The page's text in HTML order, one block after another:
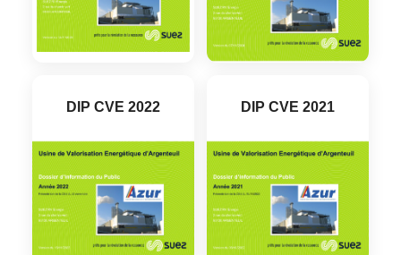
DIP CVE 2022 DIP CVE 2021